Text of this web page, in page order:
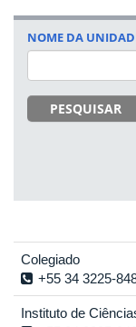
NOME DA
PESQUISAR
Colegiado
+55 34 3225-
Instituto de